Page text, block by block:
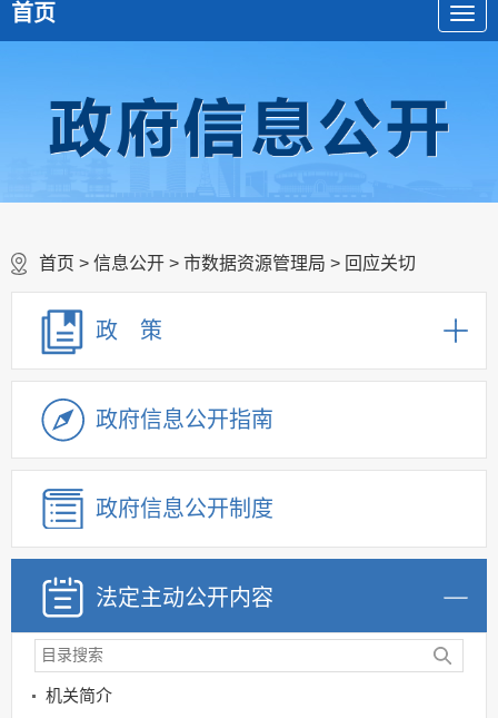
首页
首页 > 信息公开 > 市数据资源管理局 > 回应关切
政 策
政府信息公开指南
政府信息公开制度
法定主动公开内容
机关简介